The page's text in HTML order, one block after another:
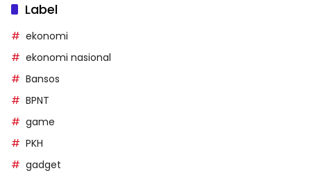
Label
ekonomi
ekonomi nasional
Bansos
BPNT
game
PKH
gadget